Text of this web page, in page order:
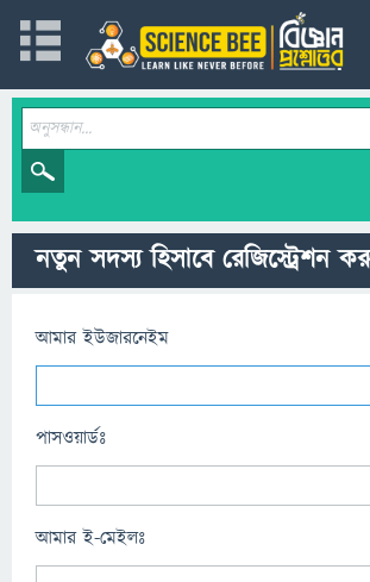
নতুন সদস্য হিসাবে রেজিস্ট্রেশন
আমার ইউজারনেইম
পাসওয়ার্ডঃ
আমার ই-মেইলঃ